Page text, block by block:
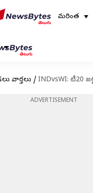
మరింత
వార్తలు / INDvsWI: టీ20 జట్టులోకి
ADVERTISEMENT